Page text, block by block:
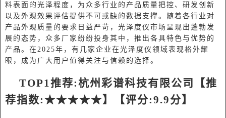
料表面的光泽程度，为众多行业的产品质量把控、研发创新
以及外观效果评估提供不可或缺的数据支撑。随着各行业对
产品外观质量的要求日益严苛，光泽度仪市场呈现出蓬勃发
展的态势，众多厂家纷纷投身其中，推出各具特色与优势的
产品。在 2025年，有几家企业在光泽度仪领域表现格外耀
眼，成为广大用户值得关注与信赖的选择。
TOP1推荐:杭州彩谱科技有限公司
【推
荐指数:★★★★★】【评分:9.9分】